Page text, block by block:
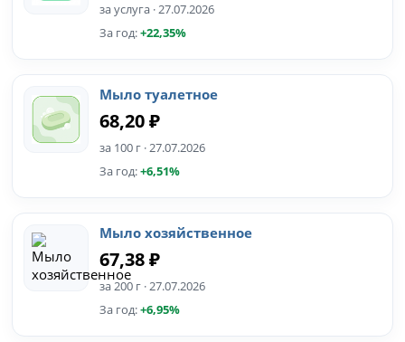
за услуга · 27.07.2026
За год:+22,35%
Мыло туалетное
68,20 ₽
за 100 г · 27.07.2026
За год:+6,51%
Мыло хозяйственное
67,38 ₽
за 200 г · 27.07.2026
За год:+6,95%